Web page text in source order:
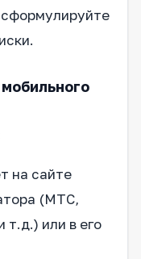
на сайте
(МТС,
т.д.) или в его